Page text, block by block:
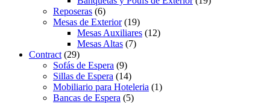
Reposeras (6)
Mesas de Exterior(19)
Mesas Auxiliares (12)
Mesas Altas (7)
Contract (29)
Sofás de Espera (9)
Sillas de Espera (14)
Mobiliario para Hoteleria (1)
Bancas de Espera (5)